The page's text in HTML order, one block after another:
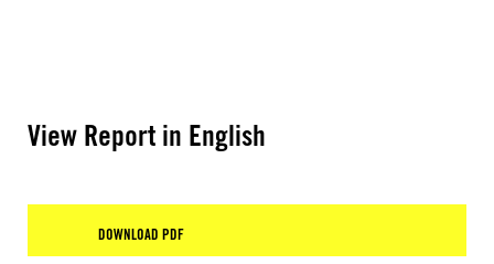
View Report in English
DOWNLOAD PDF